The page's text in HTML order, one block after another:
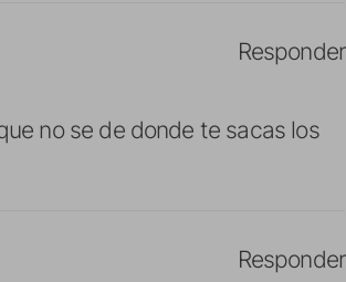
no se de donde te sacas los
Responder
Responder